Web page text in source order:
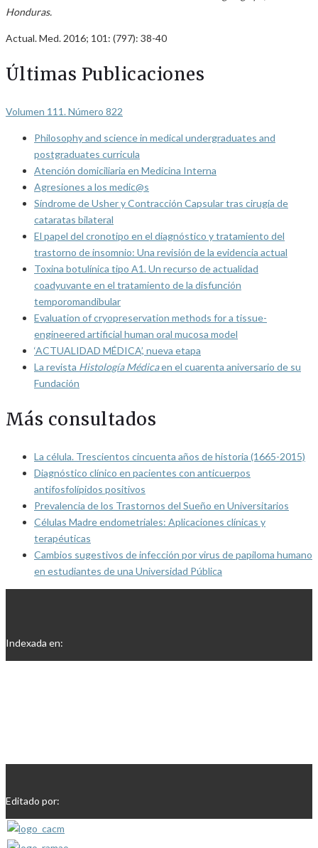
Honduras.
Actual. Med. 2016; 101: (797): 38-40
Últimas Publicaciones
Volumen 111. Número 822
Philosophy and science in medical undergraduates and
postgraduates curricula
Atención domiciliaria en Medicina Interna
Agresiones a los medic@s
Síndrome de Usher y Contracción Capsular tras cirugía de
cataratas bilateral
El papel del cronotipo en el diagnóstico y tratamiento del
trastorno de insomnio: Una revisión de la evidencia actual
Toxina botulínica tipo A1. Un recurso de actualidad
coadyuvante en el tratamiento de la disfunción
temporomandibular
Evaluation of cryopreservation methods for a tissue-
engineered artificial human oral mucosa model
‘ACTUALIDAD MÉDICA’, nueva etapa
La revista Histología Médicaen el cuarenta aniversario de su
Fundación
Más consultados
La célula. Trescientos cincuenta años de historia (1665-2015)
Diagnóstico clínico en pacientes con anticuerpos
antifosfolípidos positivos
Prevalencia de los Trastornos del Sueño en Universitarios
Células Madre endometriales: Aplicaciones clínicas y
terapéuticas
Cambios sugestivos de infección por virus de papiloma humano
en estudiantes de una Universidad Pública
Indexada en:
Editado por: